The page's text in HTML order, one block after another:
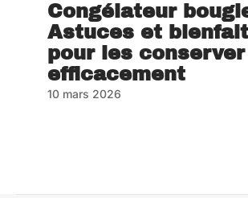
Congélateur
Astuces et
pour les conserver
efficacement
10 mars 2026